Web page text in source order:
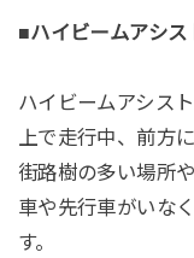
■ハイビームアシス
ハイビームアシス
上で走行中、前方
街路樹の多い場所
車や先行車がいな
す。